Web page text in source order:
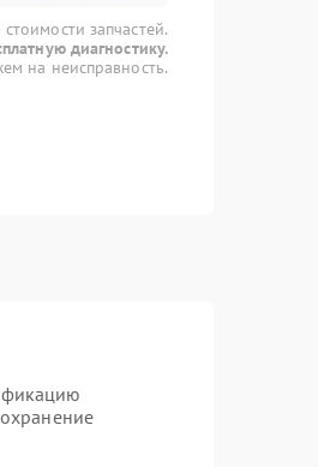
запчастей.
диагностику.
на неисправность.